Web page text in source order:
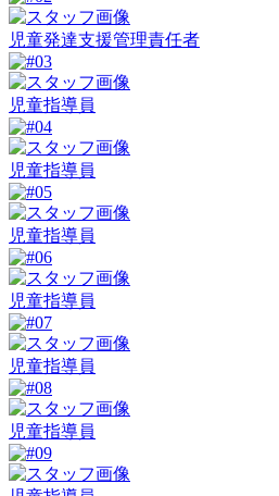
児童発達支援管理責任者
児童指導員
児童指導員
児童指導員
児童指導員
児童指導員
児童指導員